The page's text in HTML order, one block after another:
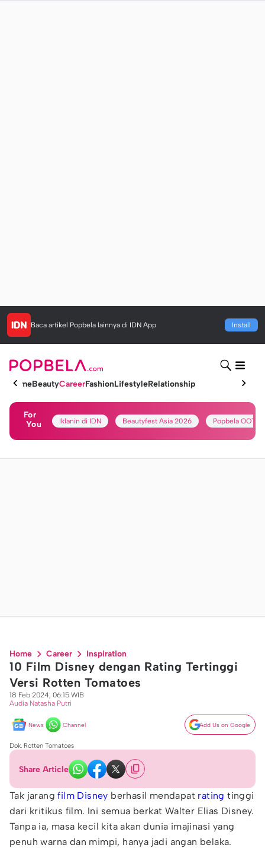
Baca artikel Popbela lainnya di IDN App Install
HomeBeautyCareerFashionLifestyleRelationship
For
You
Iklanin di IDN Beautyfest Asia 2026 Popbela OOTD
Home Career Inspiration
10 Film Disney dengan Rating Tertinggi
Versi Rotten Tomatoes
18 Feb 2024, 06:15 WIB
Audia Natasha Putri
News Channel Add Us on Google
Dok. Rotten Tomatoes
Share Article
Tak jarangfilm Disney berhasil mendapat rating tinggi
dari kritikus film. Ini semua berkat Walter Elias Disney.
Tanpa ia, masa kecil kita akan dunia imajinasi yang
penuh warna dan mimpi, hanya jadi angan belaka.